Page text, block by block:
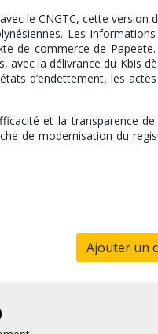
le CNGTC, cette
Les
de commerce de
avec la délivrance du Kbis
d’endettement, les
et la transparence
de modernisation du
Ajouter un